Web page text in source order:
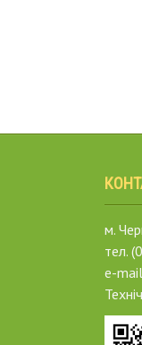
м.
тел.
e-